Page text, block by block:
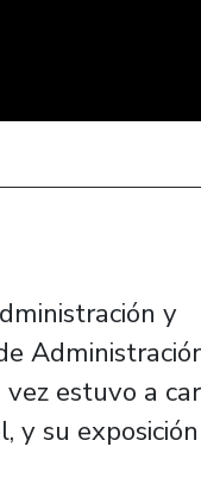
y
vez estuvo a
y su